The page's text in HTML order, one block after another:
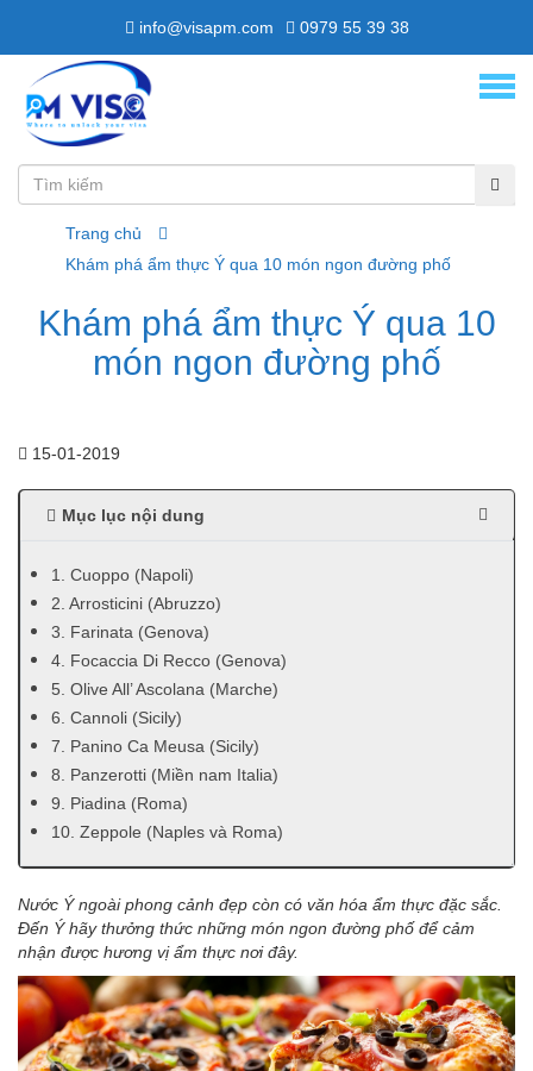
info@visapm.com 0979 55 39 38
Trang chủ
Khám phá ẩm thực Ý qua 10 món ngon đường phố
Khám phá ẩm thực Ý qua 10
món ngon đường phố
15-01-2019
Mục lục nội dung
1. Cuoppo (Napoli)
2. Arrosticini (Abruzzo)
3. Farinata (Genova)
4. Focaccia Di Recco (Genova)
5. Olive All’ Ascolana (Marche)
6. Cannoli (Sicily)
7. Panino Ca Meusa (Sicily)
8. Panzerotti (Miền nam Italia)
9. Piadina (Roma)
10. Zeppole (Naples và Roma)
Nước Ý ngoài phong cảnh đẹp còn có văn hóa ẩm thực đặc sắc.
Đến Ý hãy thưởng thức những món ngon đường phố để cảm
nhận được hương vị ẩm thực nơi đây.